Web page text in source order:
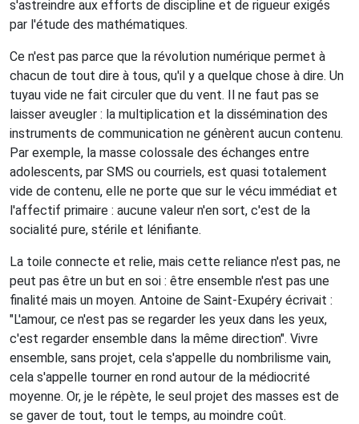
s'astreindre aux efforts de discipline et de rigueur exigés
par l'étude des mathématiques.
Ce n'est pas parce que la révolution numérique permet à
chacun de tout dire à tous, qu'il y a quelque chose à dire. Un
tuyau vide ne fait circuler que du vent. Il ne faut pas se
laisser aveugler : la multiplication et la dissémination des
instruments de communication ne génèrent aucun contenu.
Par exemple, la masse colossale des échanges entre
adolescents, par SMS ou courriels, est quasi totalement
vide de contenu, elle ne porte que sur le vécu immédiat et
l'affectif primaire : aucune valeur n'en sort, c'est de la
socialité pure, stérile et lénifiante.
La toile connecte et relie, mais cette reliance n'est pas, ne
peut pas être un but en soi : être ensemble n'est pas une
finalité mais un moyen. Antoine de Saint-Exupéry écrivait :
"L'amour, ce n'est pas se regarder les yeux dans les yeux,
c'est regarder ensemble dans la même direction". Vivre
ensemble, sans projet, cela s'appelle du nombrilisme vain,
cela s'appelle tourner en rond autour de la médiocrité
moyenne. Or, je le répète, le seul projet des masses est de
se gaver de tout, tout le temps, au moindre coût.